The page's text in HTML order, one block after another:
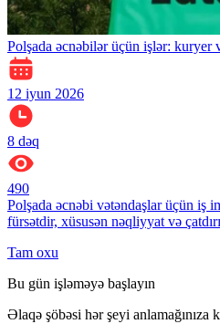
Polşada əcnəbilər üçün işlər: kuryer
12 iyun 2026
8 dəq
490
Polşada əcnəbi vətəndaşlar üçün iş
fürsətdir, xüsusən nəqliyyat və
Tam oxu
Bu gün işləməyə başlayın
Əlaqə şöbəsi hər şeyi anlamağınıza